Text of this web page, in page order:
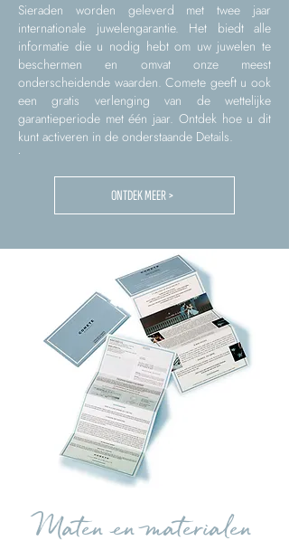
Sieraden worden geleverd met twee jaar
internationale juwelengarantie. Het biedt alle
informatie die u nodig hebt om uw juwelen te
beschermen en omvat onze meest
onderscheidende waarden. Comete geeft u ook
een gratis verlenging van de wettelijke
garantieperiode met één jaar. Ontdek hoe u dit
kunt activeren in de onderstaande Details.
ONTDEK MEER >
Maten en materialen